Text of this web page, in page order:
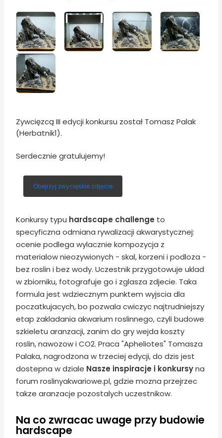
Zywcięzcą III edycji konkursu został Tomasz Palak
(Herbatnik1).
Serdecznie gratulujemy!
Obejrzyj zwycięskie zdjęcie
Konkursy typu hardscape challenge to
specyficzna odmiana rywalizacji akwarystycznej:
ocenie podlega wylacznie kompozycja z
materialow nieozywionych - skal, korzeni i podloza -
bez roslin i bez wody. Uczestnik przygotowuje uklad
w zbiorniku, fotografuje go i zglasza zdjecie. Taka
formula jest wdziecznym punktem wyjscia dla
poczatkujacych, bo pozwala cwiczyc najtrudniejszy
etap zakladania akwarium roslinnego, czyli budowe
szkieletu aranzacji, zanim do gry wejda koszty
roslin, nawozow i CO2. Praca "Apheliotes" Tomasza
Palaka, nagrodzona w trzeciej edycji, do dzis jest
dostepna w dziale Nasze inspiracje i konkursyna
forum roslinyakwariowe.pl, gdzie mozna przejrzec
takze aranzacje pozostalych uczestnikow.
Na co zwracac uwage przy budowie
hardscape